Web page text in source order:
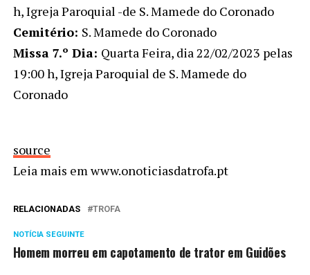
h, Igreja Paroquial -de S. Mamede do Coronado
Cemitério: S. Mamede do Coronado
Missa 7.º Dia: Quarta Feira, dia 22/02/2023 pelas
19:00 h, Igreja Paroquial de S. Mamede do
Coronado
source
Leia mais em www.onoticiasdatrofa.pt
RELACIONADAS TROFA
NOTÍCIA SEGUINTE
Homem morreu em capotamento de trator em Guidões